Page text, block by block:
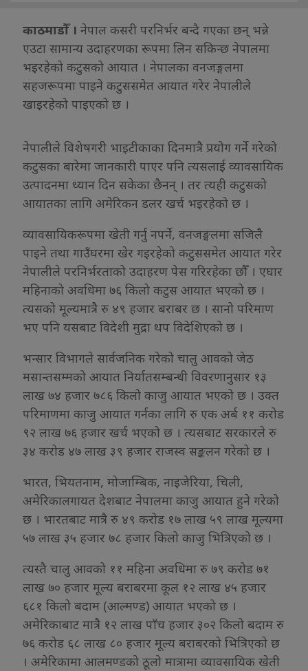
काठमाडौँ । नेपाल कसरी परनिर्भर बन्दै गएका छन् भन्ने
एउटा सामान्य उदाहरणका रूपमा लिन सकिन्छ नेपालमा
भइरहेको कटुसको आयात । नेपालका वनजङ्गलमा
सहजरूपमा पाइने कटुससमेत आयात गरेर नेपालीले
खाइरहेको पाइएको छ ।
नेपालीले विशेषगरी भाइटीकाका दिनमात्रै प्रयोग गर्ने गरेको
कटुसका बारेमा जानकारी पाएर पनि त्यसलाई व्यावसायिक
उत्पादनमा ध्यान दिन सकेका छैनन् । तर त्यही कटुसको
आयातका लागि अमेरिकन डलर खर्च भइरहेको छ ।
व्यावसायिकरूपमा खेती गर्नु नपर्ने, वनजङ्गलमा सजिलै
पाइने तथा गाउँघरमा खेर गइरहेको कटुससमेत आयात गरेर
नेपालीले परनिर्भरताको उदाहरण पेस गरिरहेका छौँ । एघार
महिनाको अवधिमा ७६ किलो कटुस आयात भएको छ ।
त्यसको मूल्यमात्रै रु ४९ हजार बराबर छ । सानो परिमाण
भए पनि यसबाट विदेशी मुद्रा थप विदेशिएको छ ।
भन्सार विभागले सार्वजनिक गरेको चालु आवको जेठ
मसान्तसम्मको आयात निर्यातसम्बन्धी विवरणानुसार १३
लाख ७४ हजार ७८६ किलो काजु आयात भएको छ । उक्त
परिमाणमा काजु आयात गर्नका लागि रु एक अर्ब ११ करोड
९२ लाख ७६ हजार खर्च भएको छ । त्यसबाट सरकारले रु
३४ करोड ४७ लाख ३९ हजार राजस्व सङ्कलन गरेको छ ।
भारत, भियतनाम, मोजाम्बिक, नाइजेरिया, चिली,
अमेरिकालगायत देशबाट नेपालमा काजु आयात हुने गरेको
छ । भारतबाट मात्रै रु ४९ करोड १७ लाख ५९ लाख मूल्यमा
५७ लाख ३५ हजार ७८ हजार किलो काजु भित्रिएको छ ।
त्यस्तै चालु आवको ११ महिना अवधिमा रु ७९ करोड ७१
लाख ७० हजार मूल्य बराबरमा कूल १२ लाख ४५ हजार
६८१ किलो बदाम (आल्मण्ड) आयात भएको छ ।
अमेरिकाबाट मात्रै १२ लाख पाँच हजार ३०२ किलो बदाम रु
७६ करोड ६८ लाख ८० हजार मूल्य बराबरको भित्रिएको छ
। अमेरिकामा आलमण्डको ठूलो मात्रामा व्यावसायिक खेती